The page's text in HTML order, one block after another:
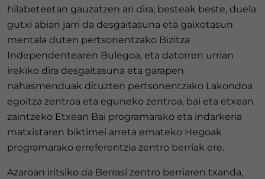
hilabeteetan gauzatzen ari dira; besteak beste, duela
gutxi abian jarri da desgaitasuna eta gaixotasun
mentala duten pertsonentzako Bizitza
Independentearen Bulegoa, eta datorren urrian
irekiko dira desgaitasuna eta garapen
nahasmenduak dituzten pertsonentzako Lakondoa
egoitza zentroa eta eguneko zentroa, bai eta etxean
zaintzeko Etxean Bai programarako eta indarkeria
matxistaren biktimei arreta emateko Hegoak
programarako erreferentzia zentro berriak ere.
Azaroan iritsiko da Berrasi zentro berriaren txanda,